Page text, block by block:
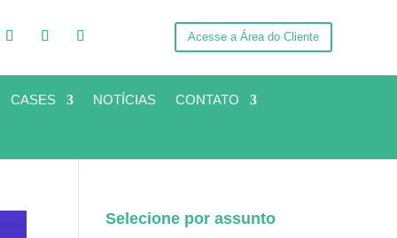
Acesse a Área do Cliente
CASES NOTÍCIAS CONTATO
Selecione por assunto